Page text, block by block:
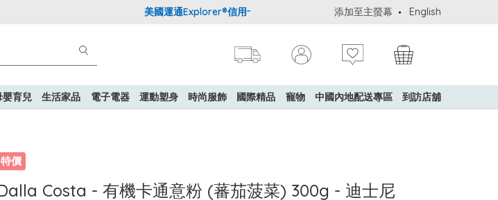
美國運通Explorer®信用卡會員購物禮遇：高達5%簽賬回贈！ 購買一般貨品(冷凍食
添加至主螢幕 English
嬰育兒 生活家品 電子電器 運動塑身 時尚服飾 國際精品 寵物 中國內地配送專區 到訪店舖
特價
Costa - 有機卡通意粉 (蕃茄菠菜) 300g - 迪士尼